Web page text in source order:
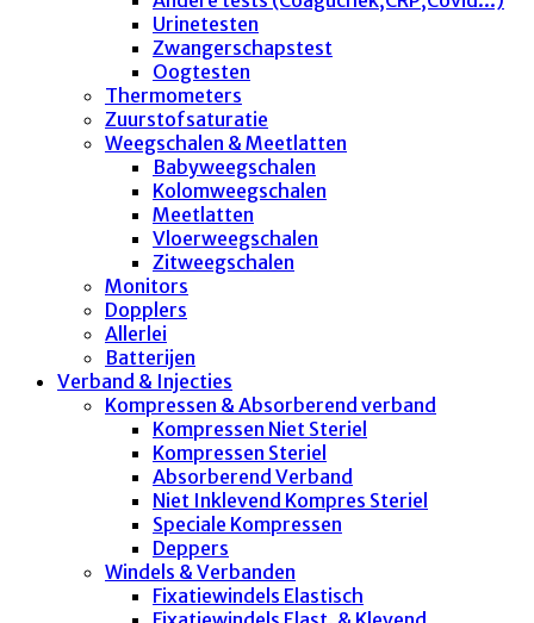
Urinetesten
Zwangerschapstest
Oogtesten
Thermometers
Zuurstofsaturatie
Weegschalen & Meetlatten
Babyweegschalen
Kolomweegschalen
Meetlatten
Vloerweegschalen
Zitweegschalen
Monitors
Dopplers
Allerlei
Batterijen
Verband & Injecties
Kompressen & Absorberend verband
Kompressen Niet Steriel
Kompressen Steriel
Absorberend Verband
Niet Inklevend Kompres Steriel
Speciale Kompressen
Deppers
Windels & Verbanden
Fixatiewindels Elastisch